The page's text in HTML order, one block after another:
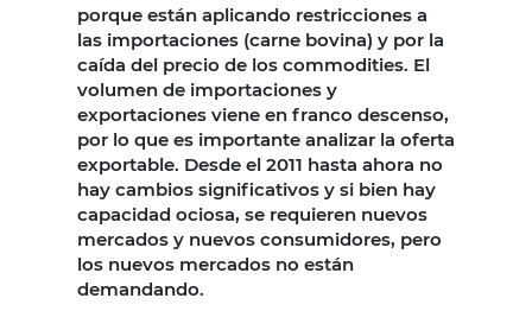
porque están aplicando restricciones a
las importaciones (carne bovina) y por la
caída del precio de los commodities. El
volumen de importaciones y
exportaciones viene en franco descenso,
por lo que es importante analizar la oferta
exportable. Desde el 2011 hasta ahora no
hay cambios significativos y si bien hay
capacidad ociosa, se requieren nuevos
mercados y nuevos consumidores, pero
los nuevos mercados no están
demandando.